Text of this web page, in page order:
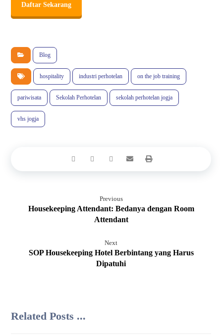
Daftar Sekarang
Blog
hospitality industri perhotelan on the job training
pariwisata Sekolah Perhotelan sekolah perhotelan jogja
vhs jogja
Previous
Housekeeping Attendant: Bedanya dengan Room
Attendant
Next
SOP Housekeeping Hotel Berbintang yang Harus
Dipatuhi
Related Posts ...